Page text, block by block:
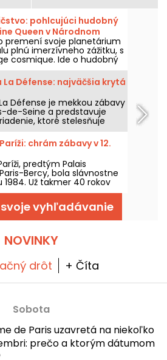
pohlcujúci hudobný
Queen v Národnom
centre
premení svoje planetárium
plnú imerzívneho zážitku, s
cosmique. Ide o hudobný
hold slávnej skupine
La Défense: najväčšia krytá
Défense je mekkou zábavy
de-Seine a predstavuje
ktoré stelesňuje
sveta hudby a športu.
ktoré bolo
v októbri 2017 v
jazdou pre všetkých
a veľkých športových
chrám zábavy v 12.
predtým Palais
Bercy, bola slávnostne
Už takmer 40 rokov
miesto v 12. parížskom
uši Parížanov
komediálnymi
a významnými športovými
vyhľadávanie
NOVINKY
drôt + Číta
Sobota
de Paris uzavretá na niekoľko
prečo a ktorým dátumom